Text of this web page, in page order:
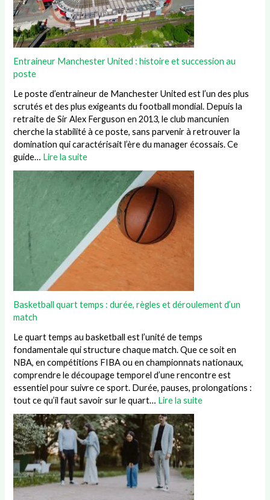
Entraineur Manchester United : histoire et succession au
poste
Le poste d’entraineur de Manchester United est l’un des plus
scrutés et des plus exigeants du football mondial. Depuis la
retraite de Sir Alex Ferguson en 2013, le club mancunien
cherche la stabilité à ce poste, sans parvenir à retrouver la
domination qui caractérisait l’ère du manager écossais. Ce
guide… Lire la suite
Basketball quart temps : durée, règles et déroulement d’un
match
Le quart temps au basketball est l’unité de temps
fondamentale qui structure chaque match. Que ce soit en
NBA, en compétitions FIBA ou en championnats nationaux,
comprendre le découpage temporel d’une rencontre est
essentiel pour suivre ce sport. Durée, pauses, prolongations :
tout ce qu’il faut savoir sur le quart… Lire la suite